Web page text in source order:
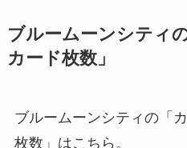
ブルームーンシティ
カード枚数」
ブルームーンシティの「
枚数」はこちら。